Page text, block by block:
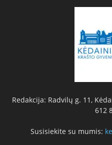
Redakcija: Radvilų g. 11,
612
Susisiekite su mumis: